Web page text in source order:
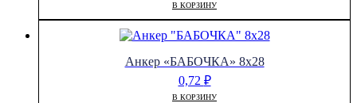
В КОРЗИНУ
Анкер «БАБОЧКА» 8х28
0,72 ₽
В КОРЗИНУ